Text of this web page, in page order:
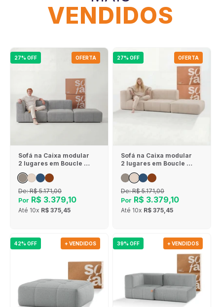
VENDIDOS
27% OFF OFERTA
Sofá na Caixa modular
2 lugares em Boucle - 1
Braço com Apoio de pé
- Cinza
De:R$ 5.171,00
Por R$ 3.379,10
Até 10x R$ 375,45
27% OFF OFERTA
Sofá na Caixa modular
2 lugares em Boucle - 1
Braço com Apoio de pé
- Linho
De:R$ 5.171,00
Por R$ 3.379,10
Até 10x R$ 375,45
42% OFF + VENDIDOS 39% OFF + VENDIDOS